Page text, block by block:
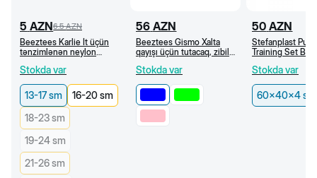
5 AZN6.5 AZN
Beeztees Karlie İt üçün
tənzimlənən neylon
Stokda var
13-17 sm
16-20 sm
18-23 sm
19-24 sm
21-26 sm
56 AZN
Beeztees Gismo Xalta
qayışı üçün tutacaq, zibil
ilə (Göy)
Stokda var
50 AZN
Stefanplast
Training Set
60x40x4 sm
Stokda var
60x40x4 sm